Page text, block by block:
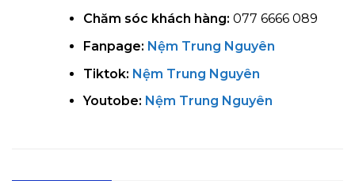
Chăm sóc khách hàng: 077 6666 089
Fanpage: Nệm Trung Nguyên
Tiktok: Nệm Trung Nguyên
Youtobe: Nệm Trung Nguyên